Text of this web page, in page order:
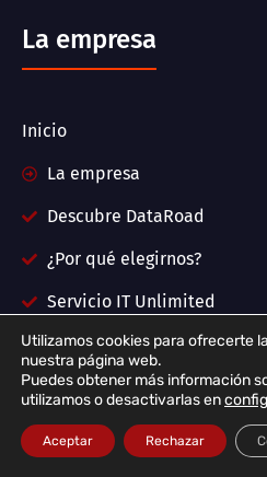
La empresa
Inicio
La empresa
Descubre DataRoad
¿Por qué elegirnos?
Servicio IT Unlimited
Servicios informáticos
Noticias | Proyectos
Contactos
Utilizamos cookies para ofrecerte
nuestra página web.
Puedes obtener más información
utilizamos o desactivarlas en
Aceptar Rechazar